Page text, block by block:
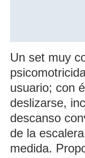
Un set muy
usuario; con
deslizarse,
descanso
de la
medida.